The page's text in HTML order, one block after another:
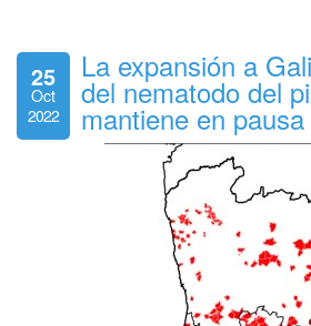
25
Oct
2022
La expansión a
del nematodo del
mantiene en pausa